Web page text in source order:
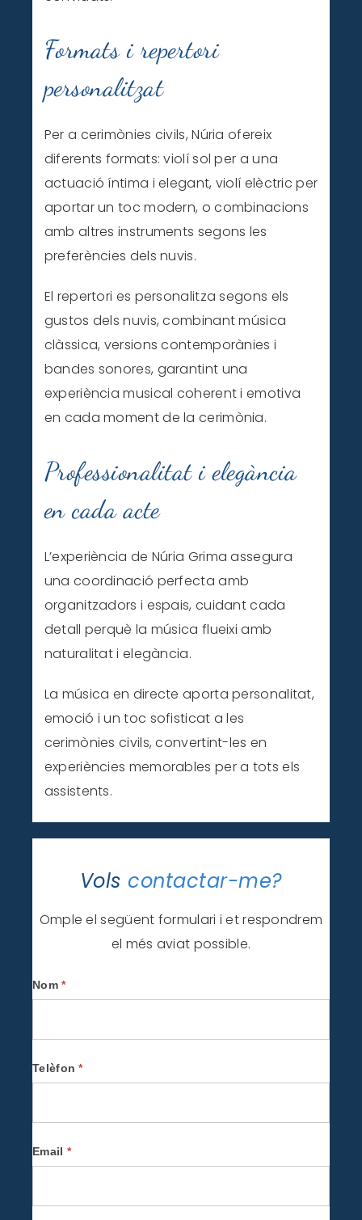
Formats i repertori
personalitzat
Per a cerimònies civils, Núria ofereix
diferents formats: violí sol per a una
actuació íntima i elegant, violí elèctric per
aportar un toc modern, o combinacions
amb altres instruments segons les
preferències dels nuvis.
El repertori es personalitza segons els
gustos dels nuvis, combinant música
clàssica, versions contemporànies i
bandes sonores, garantint una
experiència musical coherent i emotiva
en cada moment de la cerimònia.
Professionalitat i elegància
en cada acte
L’experiència de Núria Grima assegura
una coordinació perfecta amb
organitzadors i espais, cuidant cada
detall perquè la música flueixi amb
naturalitat i elegància.
La música en directe aporta personalitat,
emoció i un toc sofisticat a les
cerimònies civils, convertint-les en
experiències memorables per a tots els
assistents.
Vols contactar-me?
Omple el següent formulari i et respondrem
el més aviat possible.
Contactar
Nom*
Telèfon*
Email *